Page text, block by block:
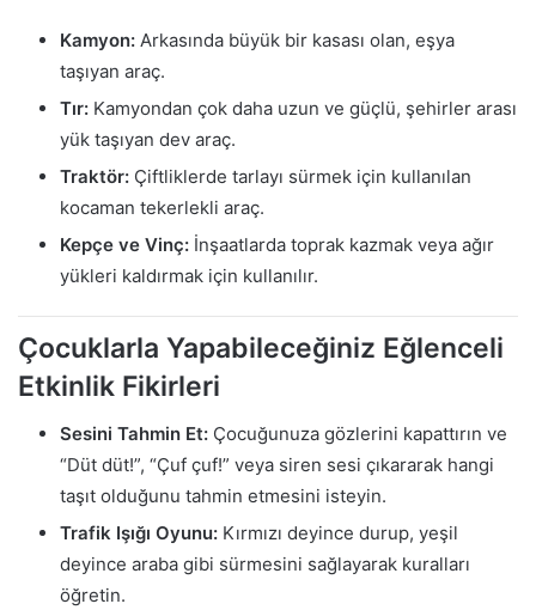
Kamyon: Arkasında büyük bir kasası olan, eşya
taşıyan araç.
Tır: Kamyondan çok daha uzun ve güçlü, şehirler arası
yük taşıyan dev araç.
Traktör: Çiftliklerde tarlayı sürmek için kullanılan
kocaman tekerlekli araç.
Kepçe ve Vinç: İnşaatlarda toprak kazmak veya ağır
yükleri kaldırmak için kullanılır.
Çocuklarla Yapabileceğiniz Eğlenceli
Etkinlik Fikirleri
Sesini Tahmin Et: Çocuğunuza gözlerini kapattırın ve
“Düt düt!”, “Çuf çuf!” veya siren sesi çıkararak hangi
taşıt olduğunu tahmin etmesini isteyin.
Trafik Işığı Oyunu: Kırmızı deyince durup, yeşil
deyince araba gibi sürmesini sağlayarak kuralları
öğretin.